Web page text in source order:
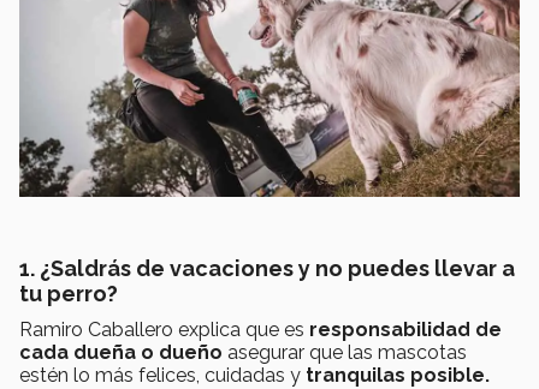
1. ¿Saldrás de vacaciones y no puedes llevar a
tu perro?
Ramiro Caballero explica que es responsabilidad de
cada dueña o dueño asegurar que las mascotas
estén lo más felices, cuidadas y tranquilas posible.